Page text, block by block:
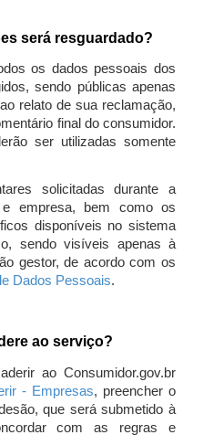
será resguardado?
os dados pessoais dos
sendo públicas apenas
relato de sua reclamação,
final do consumidor.
ser utilizadas somente
solicitadas durante a
e empresa, bem como os
disponíveis no sistema
sendo visíveis apenas à
gestor, de acordo com os
Dados Pessoais.
ao serviço?
ao Consumidor.gov.br
- Empresas, preencher o
que será submetido à
com as regras e